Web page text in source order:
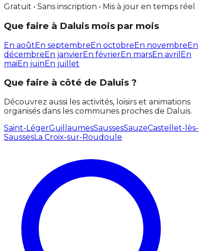
Gratuit • Sans inscription • Mis à jour en temps réel
Que faire à Daluis mois par mois
En aoûtEn septembreEn octobreEn novembreEn
décembreEn janvierEn févrierEn marsEn avril En
maiEn juinEn juillet
Que faire à côté de Daluis ?
Découvrez aussi les activités, loisirs et animations
organisés dans les communes proches de Daluis.
Saint-LégerGuillaumesSaussesSauzeCastellet-lès-
SaussesLa Croix-sur-Roudoule